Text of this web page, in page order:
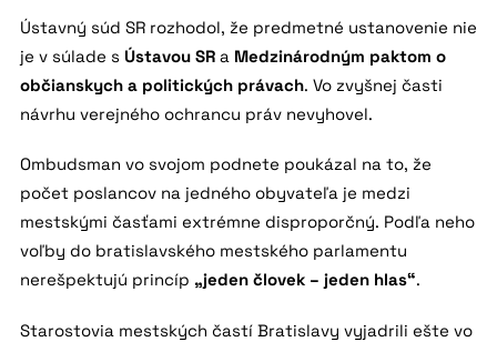
Ústavný súd SR rozhodol, že predmetné ustanovenie nie
je v súlade s Ústavou SR a Medzinárodným paktom o
občianskych a politických právach. Vo zvyšnej časti
návrhu verejného ochrancu práv nevyhovel.
Ombudsman vo svojom podnete poukázal na to, že
počet poslancov na jedného obyvateľa je medzi
mestskými časťami extrémne disproporčný. Podľa neho
voľby do bratislavského mestského parlamentu
nerešpektujú princíp „jeden človek – jeden hlas“.
Starostovia mestských častí Bratislavy vyjadrili ešte vo